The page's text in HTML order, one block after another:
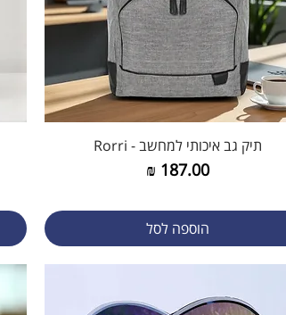
תצוגה מהירה
תיק גב איכותי למחשב - Rorri
מחיר‏187.00 ‏₪
הוספה לסל